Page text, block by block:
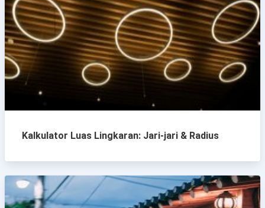
Kalkulator Luas Lingkaran: Jari-jari & Radius